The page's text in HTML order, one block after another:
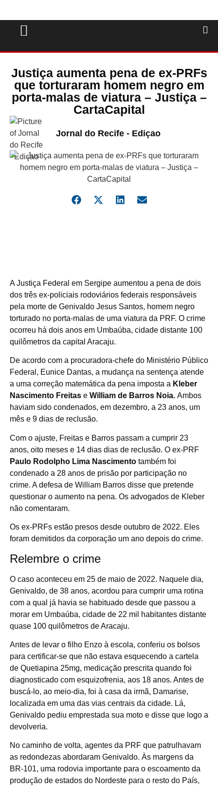
Justiça aumenta pena de ex-PRFs
que torturaram homem negro em
porta-malas de viatura – Justiça –
CartaCapital
Jornal do Recife - Ediçao
A Justiça Federal em Sergipe aumentou a pena de dois
dos três ex-policiais rodoviários federais responsáveis
pela morte de Genivaldo Jesus Santos, homem negro
torturado no porta-malas de uma viatura da PRF. O crime
ocorreu há dois anos em Umbaúba, cidade distante 100
quilômetros da capital Aracaju.
De acordo com a procuradora-chefe do Ministério Público
Federal, Eunice Dantas, a mudança na sentença atende
a uma correção matemática da pena imposta a Kleber
Nascimento Freitas e William de Barros Noia. Ambos
haviam sido condenados, em dezembro, a 23 anos, um
mês e 9 dias de reclusão.
Com o ajuste, Freitas e Barros passam a cumprir 23
anos, oito meses e 14 dias dias de reclusão. O ex-PRF
Paulo Rodolpho Lima Nascimento também foi
condenado a 28 anos de prisão por participação no
crime. A defesa de William Barros disse que pretende
questionar o aumento na pena. Os advogados de Kleber
não comentaram.
Os ex-PRFs estão presos desde outubro de 2022. Eles
foram demitidos da corporação um ano depois do crime.
Relembre o crime
O caso aconteceu em 25 de maio de 2022. Naquele dia,
Genivaldo, de 38 anos, acordou para cumprir uma rotina
com a qual já havia se habituado desde que passou a
morar em Umbaúba, cidade de 22 mil habitantes distante
quase 100 quilômetros de Aracaju.
Antes de levar o filho Enzo à escola, conferiu os bolsos
para certificar-se que não estava esquecendo a cartela
de Quetiapina 25mg, medicação prescrita quando foi
diagnosticado com esquizofrenia, aos 18 anos. Antes de
buscá-lo, ao meio-dia, foi à casa da irmã, Damarise,
localizada em uma das vias centrais da cidade. Lá,
Genivaldo pediu emprestada sua moto e disse que logo a
devolveria.
No caminho de volta, agentes da PRF que patrulhavam
as redondezas abordaram Genivaldo. Às margens da
BR-101, uma rodovia importante para o escoamento da
produção de estados do Nordeste para o resto do País,